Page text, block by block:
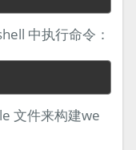
中执行命令：
文件来构建we